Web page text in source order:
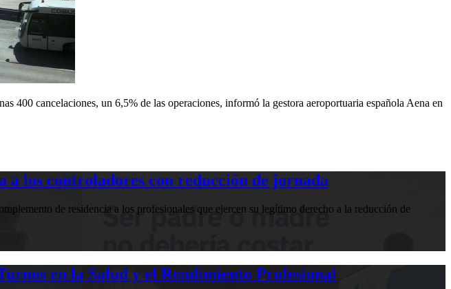
400 cancelaciones, un 6,5% de las operaciones, informó la gestora aeroportuaria española Aena en
los controladores con reducción de jornada
de residencia a los profesionales que ejercen su legítimo derecho a la reducción de
en la Salud y el Rendimiento Profesional